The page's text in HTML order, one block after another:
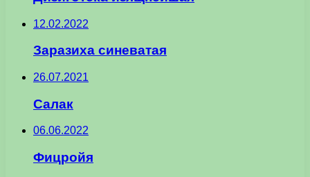
12.02.2022
Заразиха синеватая
26.07.2021
Салак
06.06.2022
Фицройя